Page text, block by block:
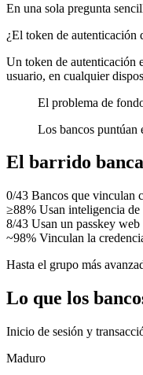
En una sola pregunta
¿El token de autenticación
Un token de autenticación
usuario, en cualquier
El problema de
Los bancos puntúan
El barrido
0/43 Bancos que vinculan
≥88% Usan inteligencia
8/43 Usan un passkey
~98% Vinculan la
Hasta el grupo más
Lo que los
Inicio de sesión y
Maduro